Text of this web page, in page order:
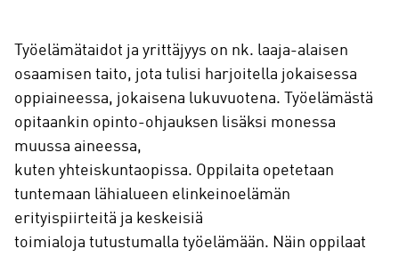
Työelämätaidot ja yrittäjyys on nk. laaja-alaisen
osaamisen taito, jota tulisi harjoitella jokaisessa
oppiaineessa, jokaisena lukuvuotena. Työelämästä
opitaankin opinto-ohjauksen lisäksi monessa
muussa aineessa,
kuten yhteiskuntaopissa. Oppilaita opetetaan
tuntemaan lähialueen elinkeinoelämän
erityispiirteitä ja keskeisiä
toimialoja tutustumalla työelämään. Näin oppilaat